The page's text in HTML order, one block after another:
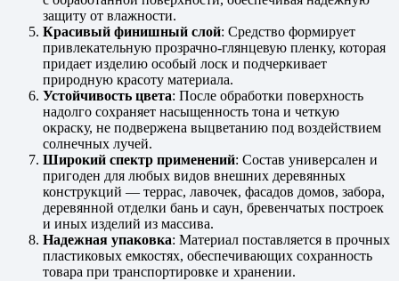
защиту от влажности.
Красивый финишный слой: Средство формирует
привлекательную прозрачно-глянцевую пленку, которая
придает изделию особый лоск и подчеркивает
природную красоту материала.
Устойчивость цвета: После обработки поверхность
надолго сохраняет насыщенность тона и четкую
окраску, не подвержена выцветанию под воздействием
солнечных лучей.
Широкий спектр применений: Состав универсален и
пригоден для любых видов внешних деревянных
конструкций — террас, лавочек, фасадов домов, забора,
деревянной отделки бань и саун, бревенчатых построек
и иных изделий из массива.
Надежная упаковка: Материал поставляется в прочных
пластиковых емкостях, обеспечивающих сохранность
товара при транспортировке и хранении.